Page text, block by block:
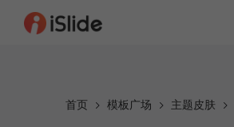
首页 模板广场 主题皮肤